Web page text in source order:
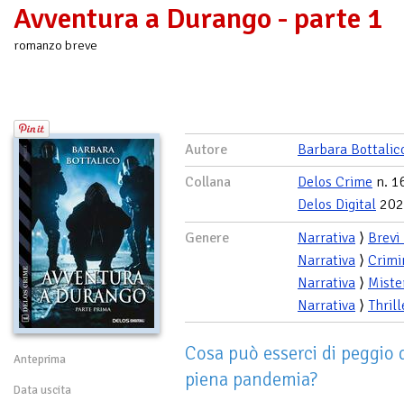
Avventura a Durango - parte 1
romanzo breve
Anteprima
Data uscita
Autore
Barbara
Collana
Delos Crime n.
Delos Digital
Genere
Narrativa ⟩ Brevi
Narrativa ⟩
Narrativa ⟩
Narrativa ⟩
Cosa può esserci di
piena pandemia?